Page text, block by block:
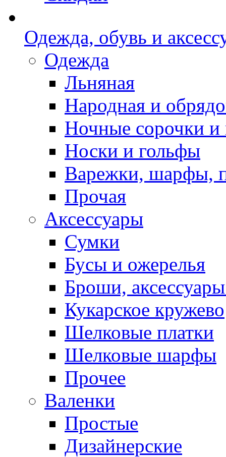
Одежда, обувь и
Одежда
Льняная
Народная и
Ночные сорочки
Носки и гольфы
Варежки, шарфы,
Прочая
Аксессуары
Сумки
Бусы и ожерелья
Броши,
Кукарское кружево
Шелковые платки
Шелковые шарфы
Прочее
Валенки
Простые
Дизайнерские